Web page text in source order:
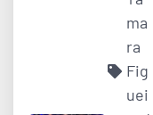
ma
ra
Fig
uei